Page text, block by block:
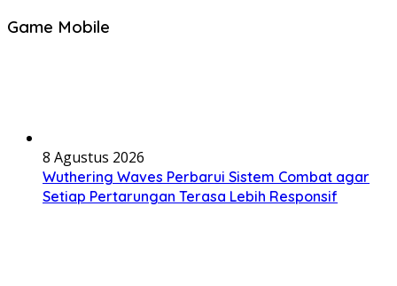
Game Mobile
8 Agustus 2026
Wuthering Waves Perbarui Sistem Combat agar
Setiap Pertarungan Terasa Lebih Responsif